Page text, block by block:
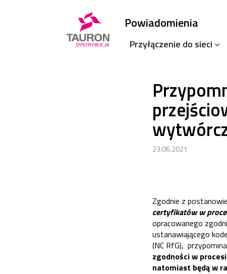
Powiadomienia
Przyłączenie do sieci
23.06.2021
Zgodnie z
certyfikatów w
opracowanego
ustanawiającego
(NC RfG),
zgodności w
natomiast będą w